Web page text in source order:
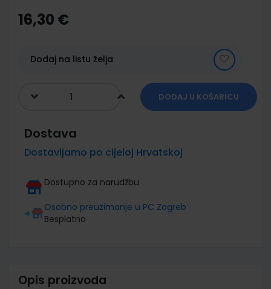
the
beginning
gallery
16,30 €
Dodaj na listu želja
DODAJ U KOŠARICU
Dostava
Dostavljamo po cijeloj Hrvatskoj
Dostupno za narudžbu
Osobno preuzimanje u PC Zagreb
Besplatno
Opis proizvoda